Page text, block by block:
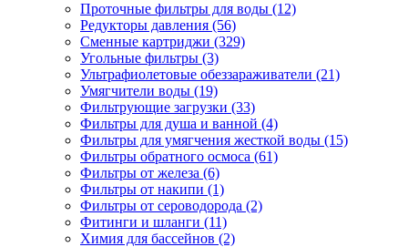
Проточные фильтры для воды (12)
Редукторы давления (56)
Сменные картриджи (329)
Угольные фильтры (3)
Ультрафиолетовые обеззараживатели (21)
Умягчители воды (19)
Фильтрующие загрузки (33)
Фильтры для душа и ванной (4)
Фильтры для умягчения жесткой воды (15)
Фильтры обратного осмоса (61)
Фильтры от железа (6)
Фильтры от накипи (1)
Фильтры от сероводорода (2)
Фитинги и шланги (11)
Химия для бассейнов (2)